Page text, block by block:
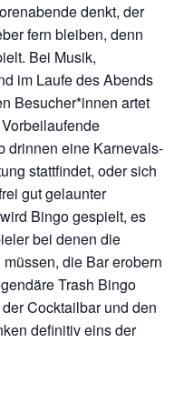
denkt, der
fern bleiben, denn
Bei Musik,
im Laufe des Abends
Besucher*innen artet
drinnen eine Karnevals-
stattfindet, oder sich
gut gelaunter
Bingo gespielt, es
bei denen die
die Bar erobern
Trash Bingo
Cocktailbar und den
definitiv eins der